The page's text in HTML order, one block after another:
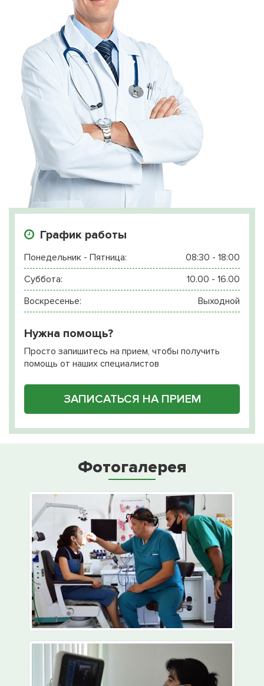
График работы
Понедельник - Пятница:
08:30 - 18:00
Суббота:
10.00 - 16.00
Воскресенье:
Выходной
Нужна помощь?
Просто запишитесь на прием, чтобы получить
помощь от наших специалистов
ЗАПИСАТЬСЯ НА ПРИЕМ
Фотогалерея